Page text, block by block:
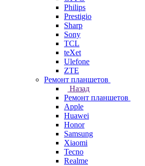
Philips
Prestigio
Sharp
Sony
TCL
teXet
Ulefone
ZTE
Ремонт планшетов
Назад
Ремонт планшетов
Apple
Huawei
Honor
Samsung
Xiaomi
Tecno
Realme